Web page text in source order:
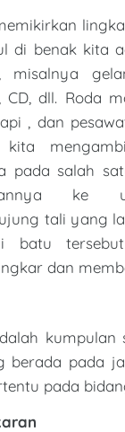
di benak kita
misalnya
CD, dll. Roda
, dan
pada salah
ke
tali yang
batu
dan
kumpulan
berada pada
pada